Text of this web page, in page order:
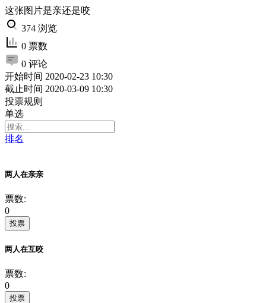
这张图片是亲还是咬
374 浏览
0 票数
0 评论
开始时间 2020-02-23 10:30
截止时间 2020-03-09 10:30
投票规则
单选
排名
两人在亲亲
票数:
0
投票
两人在互咬
票数:
0
投票